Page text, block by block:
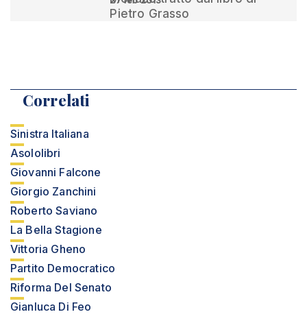
Pietro Grasso
Correlati
Sinistra Italiana
Asololibri
Giovanni Falcone
Giorgio Zanchini
Roberto Saviano
La Bella Stagione
Vittoria Gheno
Partito Democratico
Riforma Del Senato
Gianluca Di Feo